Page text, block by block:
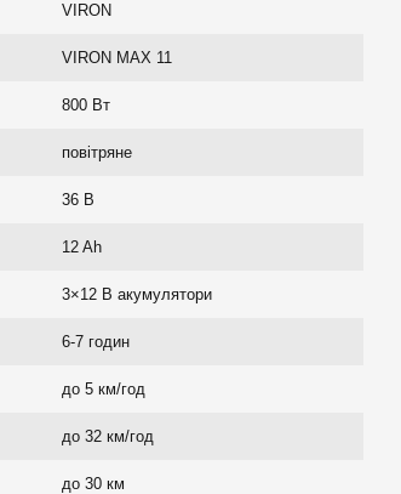
VIRON
VIRON MAX 11
800 Вт
повітряне
36 В
12 Ah
3×12 В акумулятори
6-7 годин
до 5 км/год
до 32 км/год
до 30 км